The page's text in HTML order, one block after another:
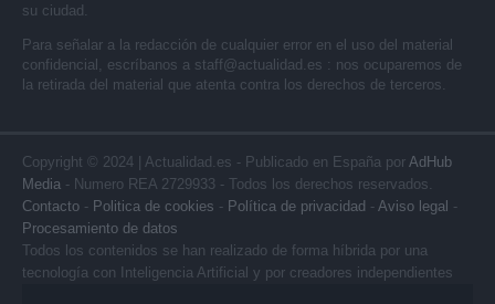
su ciudad.
Para señalar a la redacción de cualquier error en el uso del material
confidencial, escríbanos a staff@actualidad.es : nos ocuparemos de
la retirada del material que atenta contra los derechos de terceros.
Copyright © 2024 | Actualidad.es - Publicado en España por AdHub
Media - Numero REA 2729933 - Todos los derechos reservados.
Contacto - Politica de cookies - Política de privacidad - Aviso legal -
Procesamiento de datos
Todos los contenidos se han realizado de forma híbrida por una
tecnología con Inteligencia Artificial y por creadores independientes